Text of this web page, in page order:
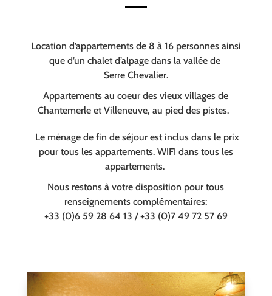
Location d’appartements de 8 à 16 personnes ainsi
que d’un chalet d’alpage dans la vallée de
Serre Chevalier.
Appartements au coeur des vieux villages de
Chantemerle et Villeneuve, au pied des pistes.
Le ménage de fin de séjour est inclus dans le prix
pour tous les appartements. WIFI dans tous les
appartements.
Nous restons à votre disposition pour tous
renseignements complémentaires:
+33 (0)6 59 28 64 13 / +33 (0)7 49 72 57 69